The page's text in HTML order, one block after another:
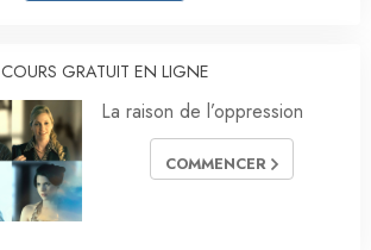
COURS GRATUIT EN LIGNE
La raison de l’oppression
COMMENCER